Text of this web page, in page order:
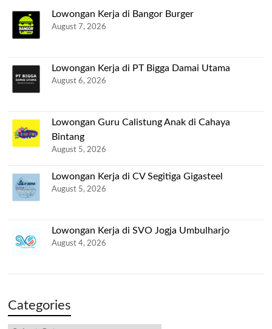
Lowongan Kerja di Bangor Burger
August 7, 2026
Lowongan Kerja di PT Bigga Damai Utama
August 6, 2026
Lowongan Guru Calistung Anak di Cahaya
Bintang
August 5, 2026
Lowongan Kerja di CV Segitiga Gigasteel
August 5, 2026
Lowongan Kerja di SVO Jogja Umbulharjo
August 4, 2026
Categories